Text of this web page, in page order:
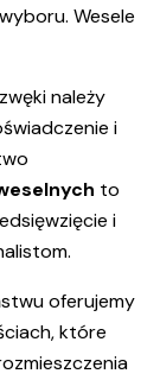
Wesele
należy
i
to
i
oferujemy
które